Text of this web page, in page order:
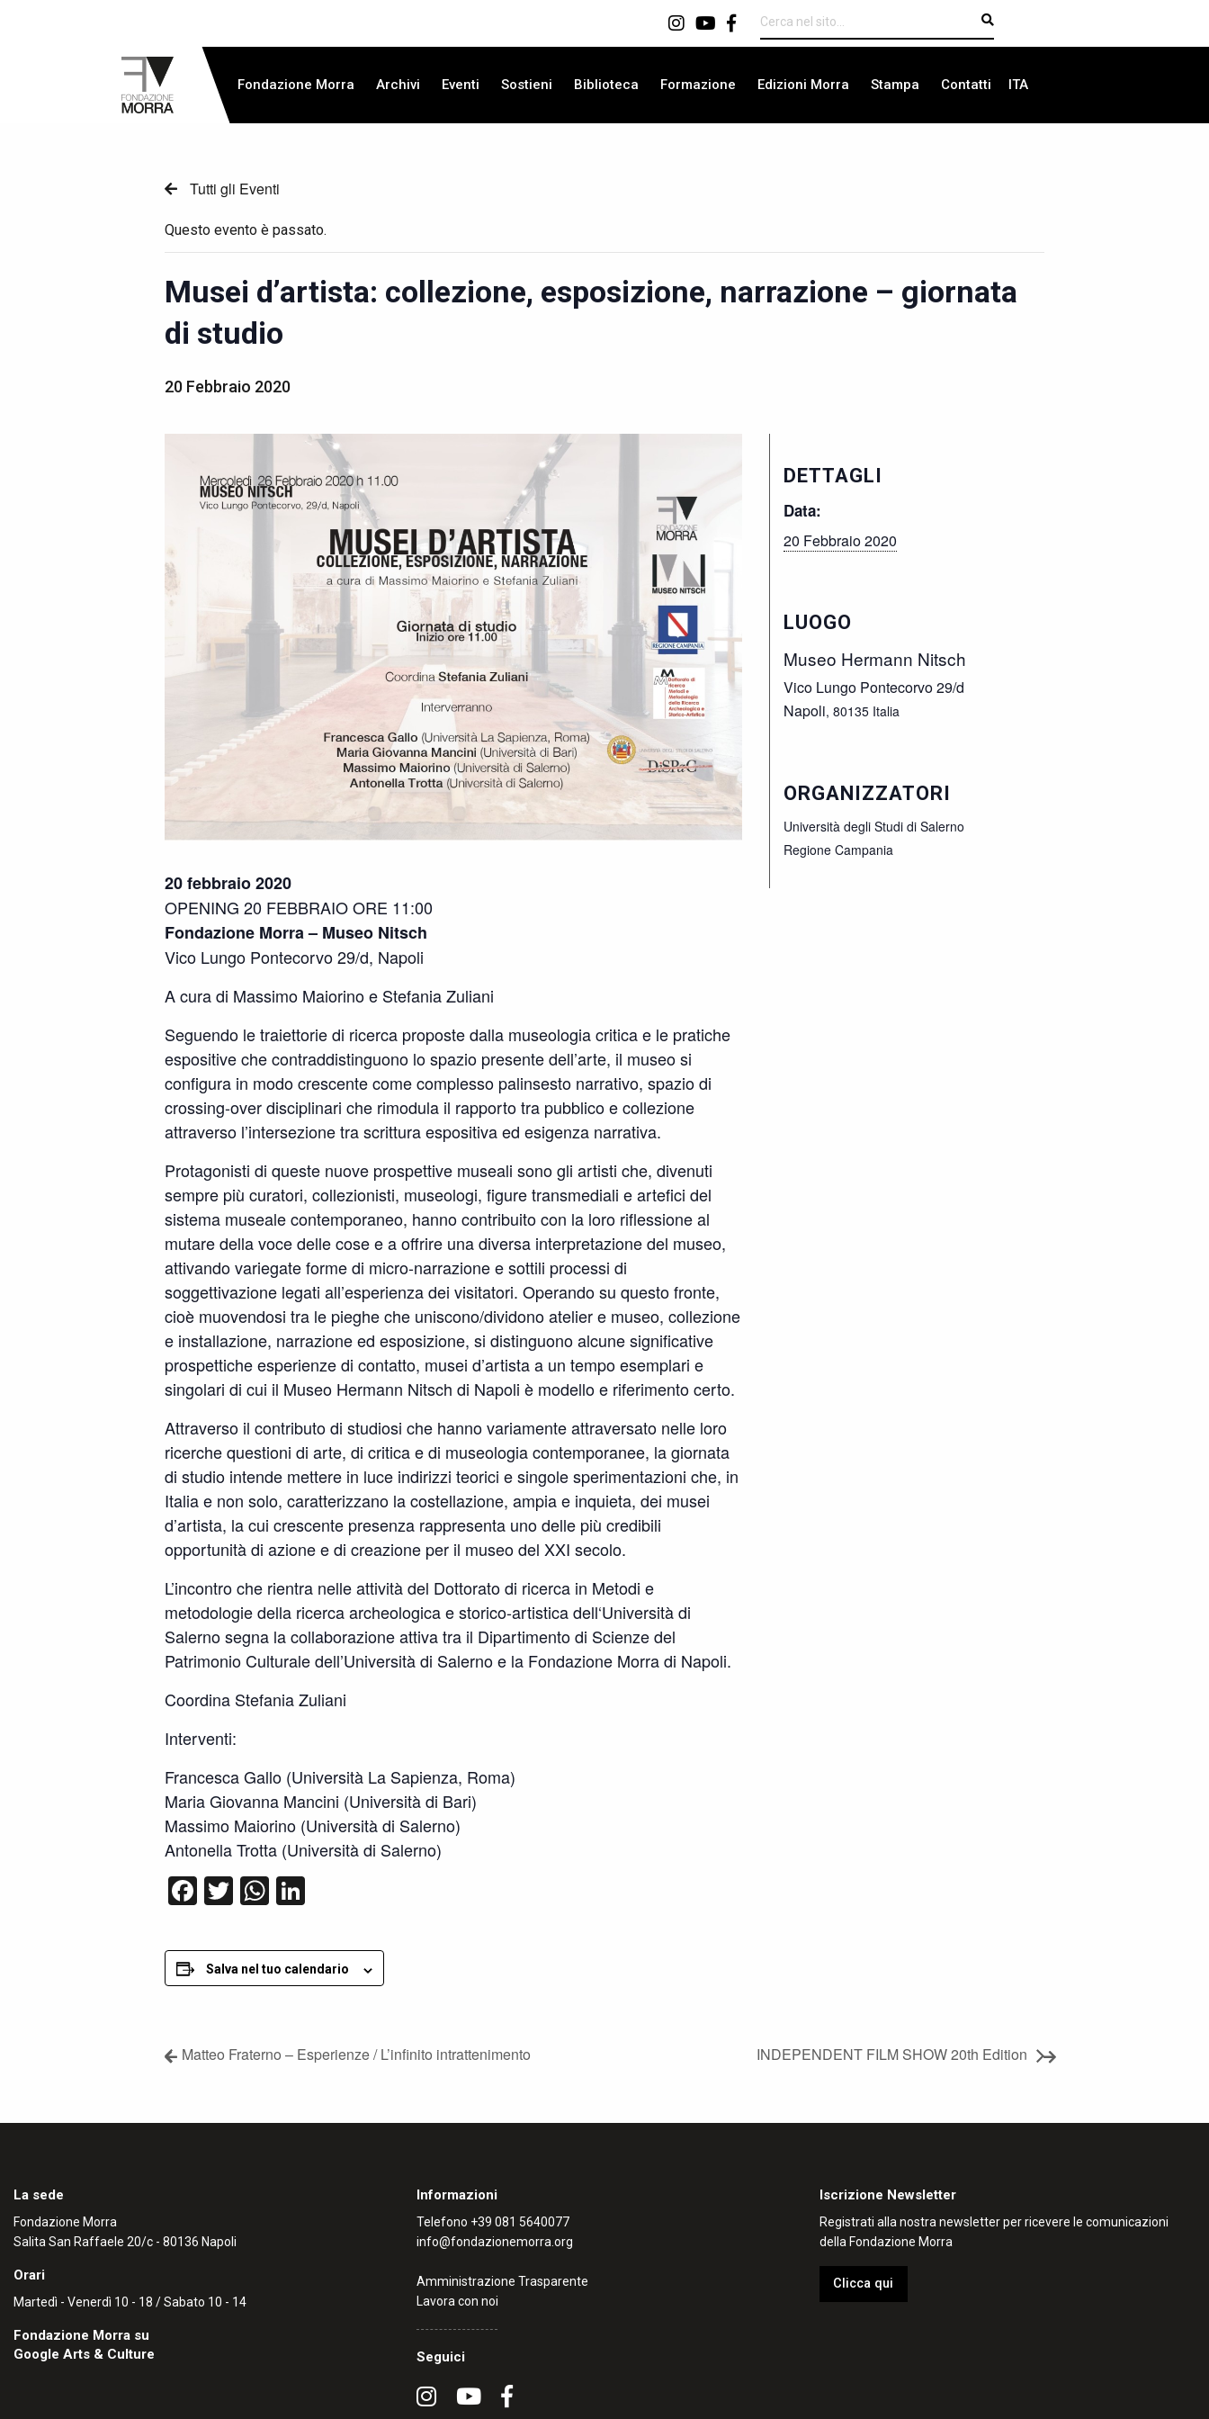
Fondazione Morra Archivi Eventi Sostieni Biblioteca Formazione Edizioni Morra Stampa Contatti ITA
Tutti gli Eventi
Questo evento è passato.
Musei d’artista: collezione, esposizione, narrazione – giornata
di studio
20 Febbraio 2020
20 febbraio 2020
OPENING 20 FEBBRAIO ORE 11:00
Fondazione Morra – Museo Nitsch
Vico Lungo Pontecorvo 29/d, Napoli
A cura di Massimo Maiorino e Stefania Zuliani
Seguendo le traiettorie di ricerca proposte dalla museologia critica e le pratiche
espositive che contraddistinguono lo spazio presente dell’arte, il museo si
configura in modo crescente come complesso palinsesto narrativo, spazio di
crossing-over disciplinari che rimodula il rapporto tra pubblico e collezione
attraverso l’intersezione tra scrittura espositiva ed esigenza narrativa.
Protagonisti di queste nuove prospettive museali sono gli artisti che, divenuti
sempre più curatori, collezionisti, museologi, figure transmediali e artefici del
sistema museale contemporaneo, hanno contribuito con la loro riflessione al
mutare della voce delle cose e a offrire una diversa interpretazione del museo,
attivando variegate forme di micro-narrazione e sottili processi di
soggettivazione legati all’esperienza dei visitatori. Operando su questo fronte,
cioè muovendosi tra le pieghe che uniscono/dividono atelier e museo, collezione
e installazione, narrazione ed esposizione, si distinguono alcune significative
prospettiche esperienze di contatto, musei d’artista a un tempo esemplari e
singolari di cui il Museo Hermann Nitsch di Napoli è modello e riferimento certo.
Attraverso il contributo di studiosi che hanno variamente attraversato nelle loro
ricerche questioni di arte, di critica e di museologia contemporanee, la giornata
di studio intende mettere in luce indirizzi teorici e singole sperimentazioni che, in
Italia e non solo, caratterizzano la costellazione, ampia e inquieta, dei musei
d’artista, la cui crescente presenza rappresenta uno delle più credibili
opportunità di azione e di creazione per il museo del XXI secolo.
L’incontro che rientra nelle attività del Dottorato di ricerca in Metodi e
metodologie della ricerca archeologica e storico-artistica dell‘Università di
Salerno segna la collaborazione attiva tra il Dipartimento di Scienze del
Patrimonio Culturale dell’Università di Salerno e la Fondazione Morra di Napoli.
Coordina Stefania Zuliani
Interventi:
Francesca Gallo (Università La Sapienza, Roma)
Maria Giovanna Mancini (Università di Bari)
Massimo Maiorino (Università di Salerno)
Antonella Trotta (Università di Salerno)
Facebook
TwitterWhatsApp
Salva nel tuo calendario
DETTAGLI
Data:
20 Febbraio 2020
LUOGO
Museo Hermann Nitsch
Vico Lungo Pontecorvo 29/d
Napoli, 80135 Italia
ORGANIZZATORI
Università degli Studi di Salerno
Regione Campania
Matteo Fraterno – Esperienze / L’infinito intrattenimento INDEPENDENT FILM SHOW 20th Edition
La sede
Fondazione Morra
Salita San Raffaele 20/c - 80136 Napoli
Orari
Martedì - Venerdì 10 - 18 / Sabato 10 - 14
Fondazione Morra su
Google Arts & Culture
Informazioni
Telefono +39 081 5640077
info@fondazionemorra.org
Amministrazione Trasparente
Lavora con noi
Seguici
Iscrizione Newsletter
Registrati alla nostra newsletter per ricevere le comunicazioni
della Fondazione Morra
Clicca qui